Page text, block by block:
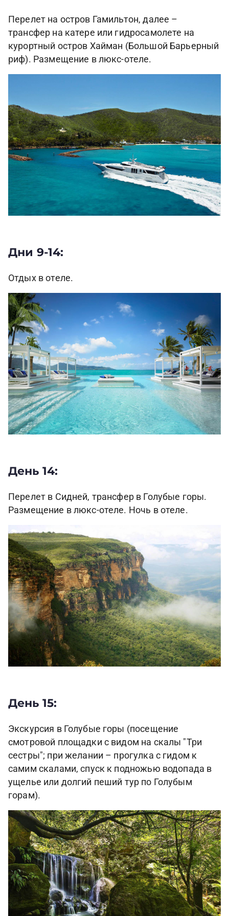
Перелет на остров Гамильтон, далее –
трансфер на катере или гидросамолете на
курортный остров Хайман (Большой Барьерный
риф). Размещение в люкс-отеле.
Дни 9-14:
Отдых в отеле.
День 14:
Перелет в Сидней, трансфер в Голубые горы.
Размещение в люкс-отеле. Ночь в отеле.
День 15:
Экскурсия в Голубые горы (посещение
смотровой площадки с видом на скалы "Три
сестры"; при желании – прогулка с гидом к
самим скалами, спуск к подножью водопада в
ущелье или долгий пеший тур по Голубым
горам).